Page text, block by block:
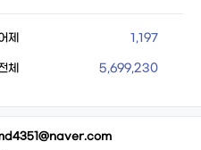
제 1,197
체 5,699,230